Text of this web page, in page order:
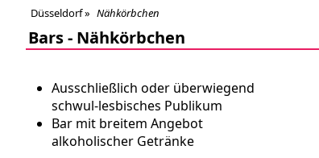
Düsseldorf» Nähkörbchen
Bars - Nähkörbchen
Ausschließlich oder überwiegend
schwul-lesbisches Publikum
Bar mit breitem Angebot
alkoholischer Getränke